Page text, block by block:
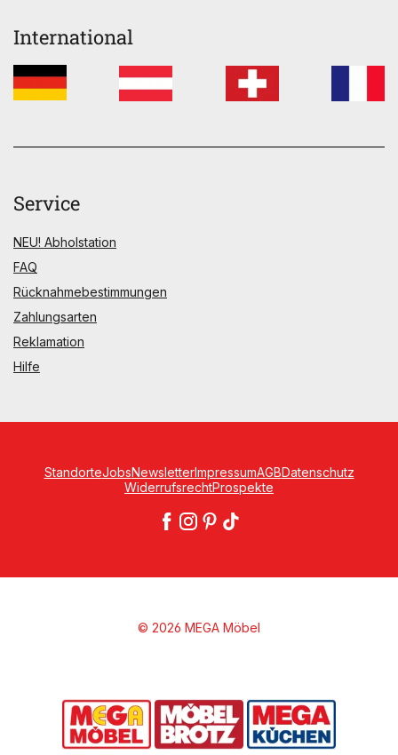
International
Service
NEU! Abholstation
FAQ
Rücknahmebestimmungen
Zahlungsarten
Reklamation
Hilfe
StandorteJobsNewsletterImpressumAGBDatenschutz
WiderrufsrechtProspekte
© 2026 MEGA Möbel